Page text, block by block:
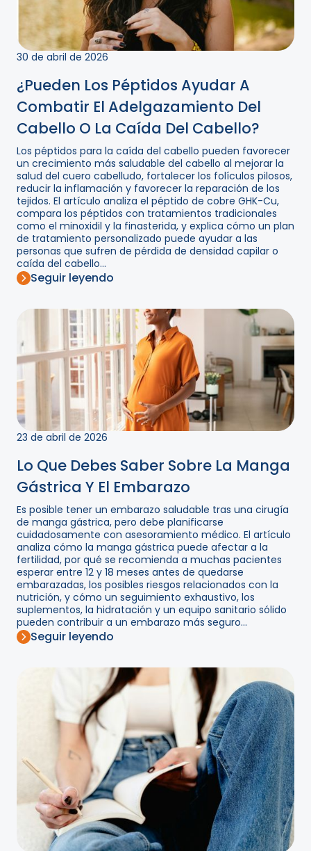
30 de abril de 2026
¿Pueden Los Péptidos Ayudar A
Combatir El Adelgazamiento Del
Cabello O La Caída Del Cabello?
Los péptidos para la caída del cabello pueden favorecer
un crecimiento más saludable del cabello al mejorar la
salud del cuero cabelludo, fortalecer los folículos pilosos,
reducir la inflamación y favorecer la reparación de los
tejidos. El artículo analiza el péptido de cobre GHK-Cu,
compara los péptidos con tratamientos tradicionales
como el minoxidil y la finasterida, y explica cómo un plan
de tratamiento personalizado puede ayudar a las
personas que sufren de pérdida de densidad capilar o
caída del cabello...
Seguir leyendo
23 de abril de 2026
Lo Que Debes Saber Sobre La Manga
Gástrica Y El Embarazo
Es posible tener un embarazo saludable tras una cirugía
de manga gástrica, pero debe planificarse
cuidadosamente con asesoramiento médico. El artículo
analiza cómo la manga gástrica puede afectar a la
fertilidad, por qué se recomienda a muchas pacientes
esperar entre 12 y 18 meses antes de quedarse
embarazadas, los posibles riesgos relacionados con la
nutrición, y cómo un seguimiento exhaustivo, los
suplementos, la hidratación y un equipo sanitario sólido
pueden contribuir a un embarazo más seguro...
Seguir leyendo